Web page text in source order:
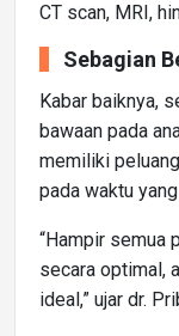
CT scan, MRI,
Sebagian
Kabar baiknya,
bawaan pada
memiliki
pada waktu
“Hampir semua
secara optimal,
ideal,” ujar dr.